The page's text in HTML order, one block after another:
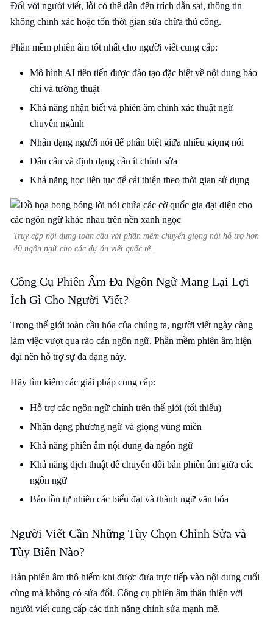
Đối với người viết, lỗi có thể dẫn đến trích dẫn sai, thông tin
không chính xác hoặc tốn thời gian sửa chữa thủ công.
Phần mềm phiên âm tốt nhất cho người viết cung cấp:
Mô hình AI tiên tiến được đào tạo đặc biệt về nội dung báo
chí và tường thuật
Khả năng nhận biết và phiên âm chính xác thuật ngữ
chuyên ngành
Nhận dạng người nói để phân biệt giữa nhiều giọng nói
Dấu câu và định dạng cần ít chỉnh sửa
Khả năng học liên tục để cải thiện theo thời gian sử dụng
Truy cập nội dung toàn cầu với phần mềm chuyển giọng nói hỗ trợ hơn
40 ngôn ngữ cho các dự án viết quốc tế.
Công Cụ Phiên Âm Đa Ngôn Ngữ Mang Lại Lợi
Ích Gì Cho Người Viết?
Trong thế giới toàn cầu hóa của chúng ta, người viết ngày càng
làm việc vượt qua rào cản ngôn ngữ. Phần mềm phiên âm hiện
đại nên hỗ trợ sự đa dạng này.
Hãy tìm kiếm các giải pháp cung cấp:
Hỗ trợ các ngôn ngữ chính trên thế giới (tối thiểu)
Nhận dạng phương ngữ và giọng vùng miền
Khả năng phiên âm nội dung đa ngôn ngữ
Khả năng dịch thuật để chuyển đổi bản phiên âm giữa các
ngôn ngữ
Bảo tồn tự nhiên các biểu đạt và thành ngữ văn hóa
Người Viết Cần Những Tùy Chọn Chỉnh Sửa và
Tùy Biến Nào?
Bản phiên âm thô hiếm khi được đưa trực tiếp vào nội dung cuối
cùng mà không có sửa đổi. Công cụ phiên âm thân thiện với
người viết cung cấp các tính năng chỉnh sửa mạnh mẽ.